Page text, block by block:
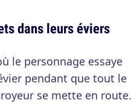
dans leurs éviers
le personnage essaye
pendant que tout le
se mette en route.